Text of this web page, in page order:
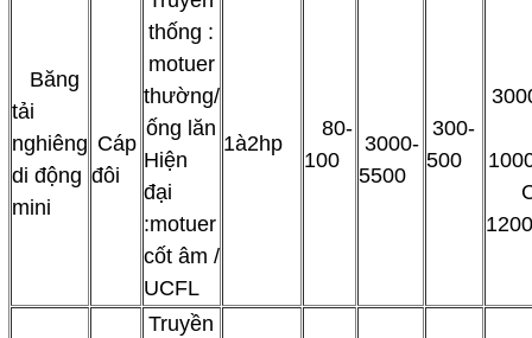
Băng
tải
nghiêng
di động
mini
Cáp
đôi
thống :
motuer
thường/
ống lăn
Hiện
đại
:motuer
cốt âm /
UCFL
1à2hp
80-
100
3000-
5500
300-
500
Truyền